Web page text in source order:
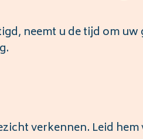
neemt u de tijd om
verkennen. Leid